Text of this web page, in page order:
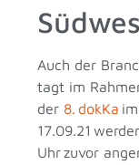
Auch der
tagt im
der 8. dokKa
17.09.21
Uhr zuvor